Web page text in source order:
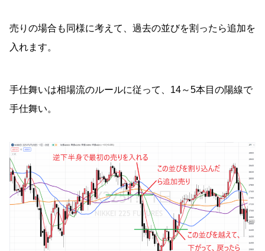
売りの場合も同様に考えて、過去の並びを割ったら追加を
入れます。
手仕舞いは相場流のルールに従って、14～5本目の陽線で
手仕舞い。